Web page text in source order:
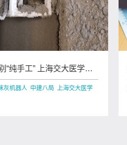
“纯手工” 上海交大医学院
”队伍上线
灰机器人 中建八局 上海交大医学